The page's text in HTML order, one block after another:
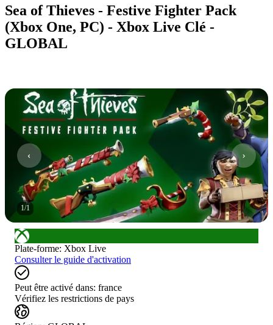
Sea of Thieves - Festive Fighter Pack
(Xbox One, PC) - Xbox Live Clé -
GLOBAL
1/1
Plate-forme: Xbox Live
Consulter le guide d'activation
Peut être activé dans: france
Vérifiez les restrictions de pays